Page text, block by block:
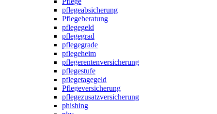
pflegeabsicherung
Pflegeberatung
pflegegeld
pflegegrad
pflegegrade
pflegeheim
pflegerentenversicherung
pflegestufe
pflegetagegeld
Pflegeversicherung
pflegezusatzversicherung
phishing